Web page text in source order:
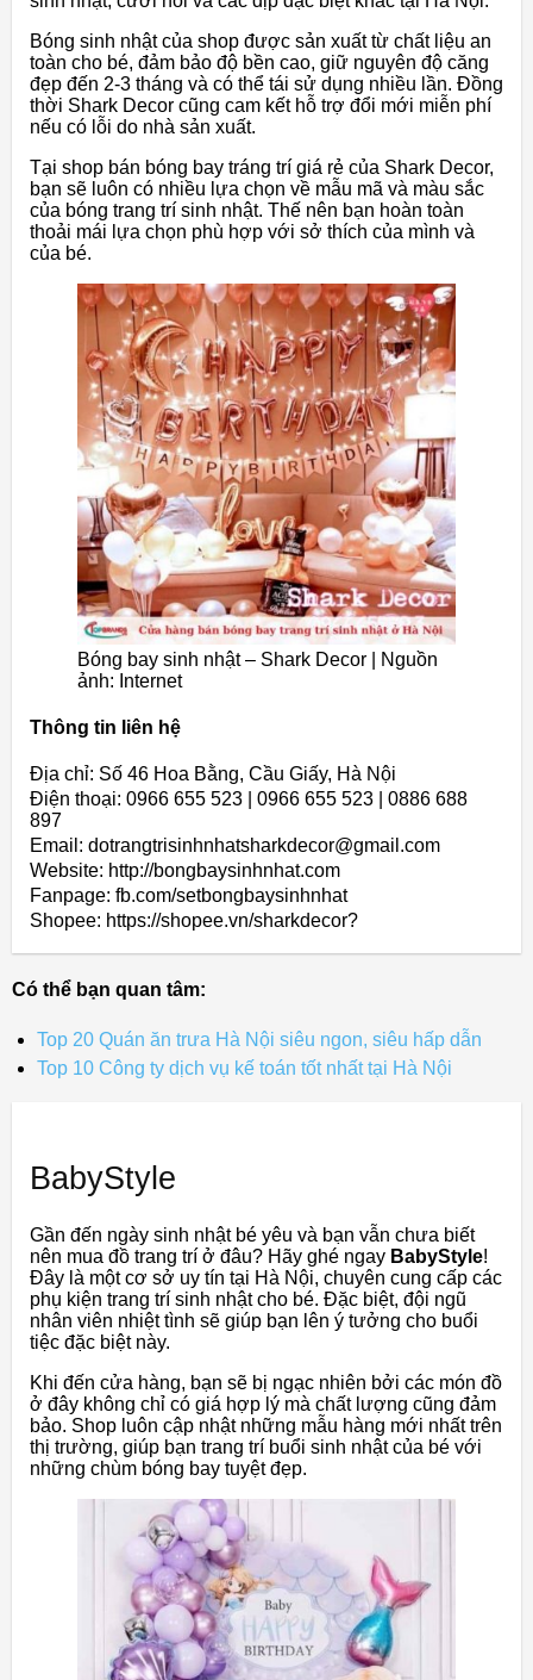
Bóng sinh nhật của shop được sản xuất từ chất liệu an
toàn cho bé, đảm bảo độ bền cao, giữ nguyên độ căng
đẹp đến 2-3 tháng và có thể tái sử dụng nhiều lần. Đồng
thời Shark Decor cũng cam kết hỗ trợ đổi mới miễn phí
nếu có lỗi do nhà sản xuất.
Tại shop bán bóng bay tráng trí giá rẻ của Shark Decor,
bạn sẽ luôn có nhiều lựa chọn về mẫu mã và màu sắc
của bóng trang trí sinh nhật. Thế nên bạn hoàn toàn
thoải mái lựa chọn phù hợp với sở thích của mình và
của bé.
Bóng bay sinh nhật – Shark Decor | Nguồn
ảnh: Internet
Thông tin liên hệ
Địa chỉ: Số 46 Hoa Bằng, Cầu Giấy, Hà Nội
Điện thoại: 0966 655 523 | 0966 655 523 | 0886 688
897
Email: dotrangtrisinhnhatsharkdecor@gmail.com
Website: http://bongbaysinhnhat.com
Fanpage: fb.com/setbongbaysinhnhat
Shopee: https://shopee.vn/sharkdecor?
Có thể bạn quan tâm:
Top 20 Quán ăn trưa Hà Nội siêu ngon, siêu hấp dẫn
Top 10 Công ty dịch vụ kế toán tốt nhất tại Hà Nội
BabyStyle
Gần đến ngày sinh nhật bé yêu và bạn vẫn chưa biết
nên mua đồ trang trí ở đâu? Hãy ghé ngay BabyStyle!
Đây là một cơ sở uy tín tại Hà Nội, chuyên cung cấp các
phụ kiện trang trí sinh nhật cho bé. Đặc biệt, đội ngũ
nhân viên nhiệt tình sẽ giúp bạn lên ý tưởng cho buổi
tiệc đặc biệt này.
Khi đến cửa hàng, bạn sẽ bị ngạc nhiên bởi các món đồ
ở đây không chỉ có giá hợp lý mà chất lượng cũng đảm
bảo. Shop luôn cập nhật những mẫu hàng mới nhất trên
thị trường, giúp bạn trang trí buổi sinh nhật của bé với
những chùm bóng bay tuyệt đẹp.